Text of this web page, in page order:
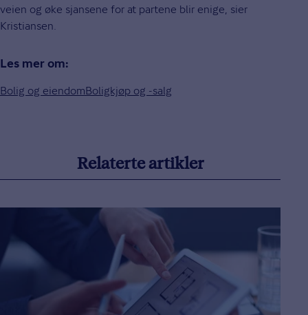
veien og øke sjansene for at partene blir enige, sier
Kristiansen.
Les mer om:
Bolig og eiendomBoligkjøp og -salg
Relaterte artikler